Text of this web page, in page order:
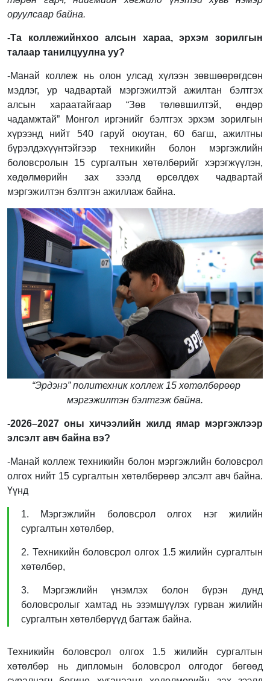
оруулсаар байна.
-Та коллежийнхоо алсын хараа, эрхэм зорилгын
талаар танилцуулна уу?
-Манай коллеж нь олон улсад хүлээн зөвшөөрөгдсөн
мэдлэг, ур чадвартай мэргэжилтэй ажилтан бэлтгэх
алсын хараатайгаар “Зөв төлөвшилтэй, өндөр
чадамжтай” Монгол иргэнийг бэлтгэх эрхэм зорилгын
хүрээнд нийт 540 гаруй оюутан, 60 багш, ажилтны
бүрэлдэхүүнтэйгээр техникийн болон мэргэжлийн
боловсролын 15 сургалтын хөтөлбөрийг хэрэгжүүлэн,
хөдөлмөрийн зах зээлд өрсөлдөх чадвартай
мэргэжилтэн бэлтгэн ажиллаж байна.
“Эрдэнэ” политехник коллеж 15 хөтөлбөрөөр
мэргэжилтэн бэлтгэж байна.
-2026–2027 оны хичээлийн жилд ямар мэргэжлээр
элсэлт авч байна вэ?
-Манай коллеж техникийн болон мэргэжлийн боловсрол
олгох нийт 15 сургалтын хөтөлбөрөөр элсэлт авч байна.
Үүнд
1. Мэргэжлийн боловсрол олгох нэг жилийн
сургалтын хөтөлбөр,
2. Техникийн боловсрол олгох 1.5 жилийн сургалтын
хөтөлбөр,
3. Мэргэжлийн үнэмлэх болон бүрэн дунд
боловсролыг хамтад нь эзэмшүүлэх гурван жилийн
сургалтын хөтөлбөрүүд багтаж байна.
Техникийн боловсрол олгох 1.5 жилийн сургалтын
хөтөлбөр нь дипломын боловсрол олгодог бөгөөд